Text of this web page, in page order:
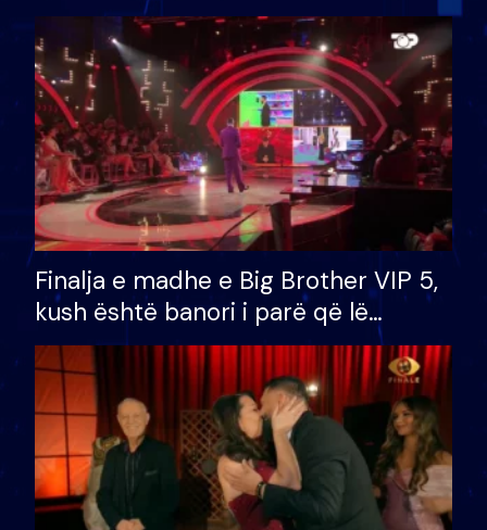
Finalja e madhe e Big Brother VIP 5,
kush është banori i parë që lë
shtëpinë dhe humb mundësinë për
të fituar çmimin e madh